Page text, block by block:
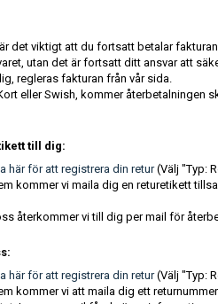
det viktigt att du fortsatt betalar
utan det är fortsatt ditt ansvar att
regleras fakturan från vår sida.
eller Swish, kommer återbetalningen
till dig:
här för att registrera din retur(Välj "Typ:
kommer vi maila dig en returetikett
återkommer vi till dig per mail för
här för att registrera din retur(Välj "Typ:
kommer vi att maila dig ett